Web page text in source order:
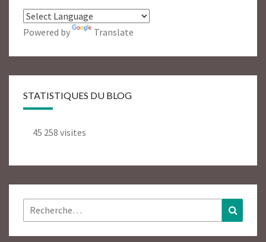
Powered by Translate
STATISTIQUES DU BLOG
45 258 visites
Rechercher :